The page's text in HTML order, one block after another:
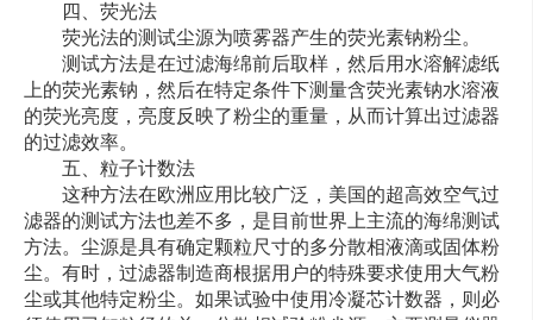
四、荧光法
荧光法的测试尘源为喷雾器产生的荧光素钠粉尘。
测试方法是在过滤海绵前后取样，然后用水溶解滤纸
上的荧光素钠，然后在特定条件下测量含荧光素钠水溶液
的荧光亮度，亮度反映了粉尘的重量，从而计算出过滤器
的过滤效率。
五、粒子计数法
这种方法在欧洲应用比较广泛，美国的超高效空气过
滤器的测试方法也差不多，是目前世界上主流的海绵测试
方法。尘源是具有确定颗粒尺寸的多分散相液滴或固体粉
尘。有时，过滤器制造商根据用户的特殊要求使用大气粉
尘或其他特定粉尘。如果试验中使用冷凝芯计数器，则必